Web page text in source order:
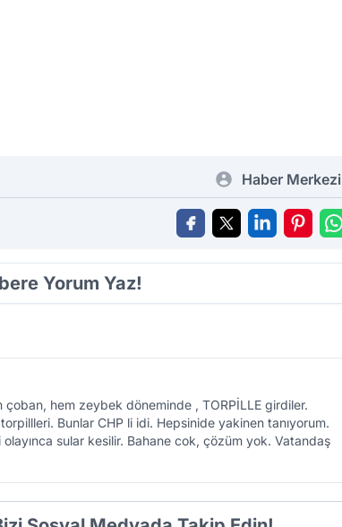
Haber Merkezi
Yorum Yaz!
çoban, hem zeybek döneminde , TORPİLLE girdiler.
Bunlar CHP li idi. Hepsinide yakinen tanıyorum.
sular kesilir. Bahane cok, çözüm yok. Vatandaş